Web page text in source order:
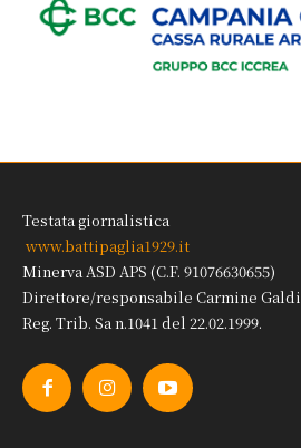
Testata giornalistica
www.battipaglia1929.it
Minerva ASD APS (C.F. 91076630655)
Direttore/responsabile Carmine Galdi
Reg. Trib. Sa n.1041 del 22.02.1999.